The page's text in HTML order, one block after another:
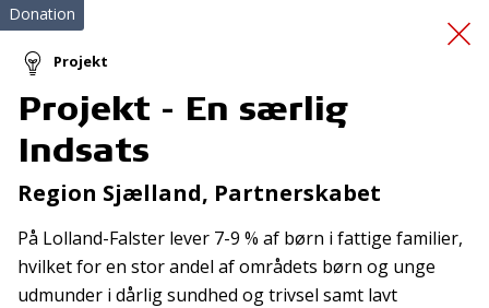
Indkøb af cykelhjelme
Donation
Projekt
Projekt - En særlig
Indsats
Region Sjælland, Partnerskabet
På Lolland-Falster lever 7-9 % af børn i fattige familier,
hvilket for en stor andel af områdets børn og unge
udmunder i dårlig sundhed og trivsel samt lavt